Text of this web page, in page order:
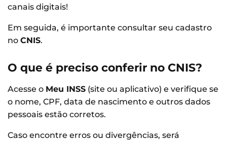
canais digitais!
Em seguida, é importante consultar seu cadastro
no CNIS.
O que é preciso conferir no CNIS?
Acesse o Meu INSS (site ou aplicativo) e verifique se
o nome, CPF, data de nascimento e outros dados
pessoais estão corretos.
Caso encontre erros ou divergências, será